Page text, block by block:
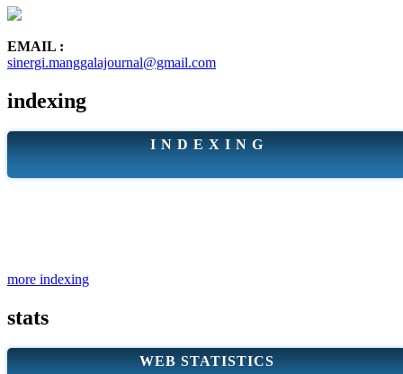
EMAIL :
sinergi.manggalajournal@gmail.com
indexing
I N D E X I N G
more indexing
stats
WEB STATISTICS